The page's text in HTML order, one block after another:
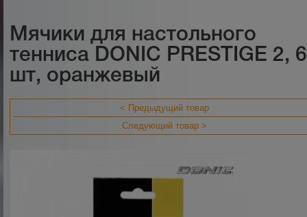
Мячики для настольного
тенниса DONIC PRESTIGE 2, 6
шт, оранжевый
< Предыдущий товар
Следующий товар >